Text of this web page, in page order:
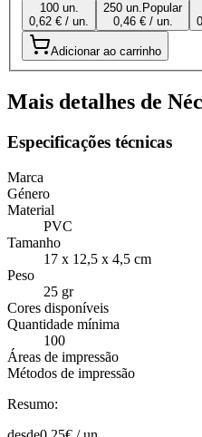
100 un.
0,62 € / un.
250 un. Popular
0,46 € / un.
Adicionar ao carrinho
Mais detalhes de
Especificações técnicas
Marca
Género
Material
PVC
Tamanho
17 x 12,5 x 4,5 cm
Peso
25 gr
Cores disponíveis
Quantidade mínima
100
Áreas de impressão
Métodos de impressão
Resumo: